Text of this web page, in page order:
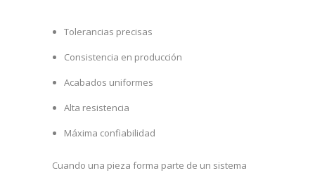
Tolerancias precisas
Consistencia en producción
Acabados uniformes
Alta resistencia
Máxima confiabilidad
Cuando una pieza forma parte de un sistema